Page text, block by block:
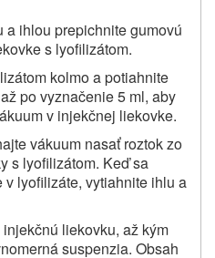
a ihlou prepichnite gumovú
s lyofilizátom.
kolmo a potiahnite
po vyznačenie 5 ml, aby
v injekčnej liekovke.
vákuum nasať roztok zo
s lyofilizátom. Keď sa
v lyofilizáte, vytiahnite ihlu a
liekovku, až kým
suspenzia. Obsah